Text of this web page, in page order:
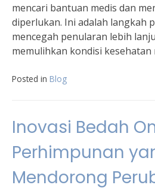
mencari bantuan medis dan
diperlukan. Ini adalah langkah
mencegah penularan lebih
memulihkan kondisi kesehatan
Posted in Blog
Inovasi Bedah
Perhimpunan
Mendorong